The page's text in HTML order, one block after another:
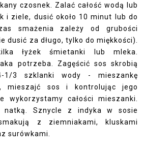
czosnek. Zalać całość wodą lub
i ziele, dusić około 10 minut lub do
smażenia zależy od grubości
dusić za długo, tylko do miękkości).
łyżek śmietanki lub mleka.
potrzeba. Zagęścić sos skrobią
1/3 szklanki wody - mieszankę
mieszajć sos i kontrolując jego
wykorzystamy całości mieszanki.
natką. Sznycle z indyka w sosie
z ziemniakami, kluskami
surówkami.